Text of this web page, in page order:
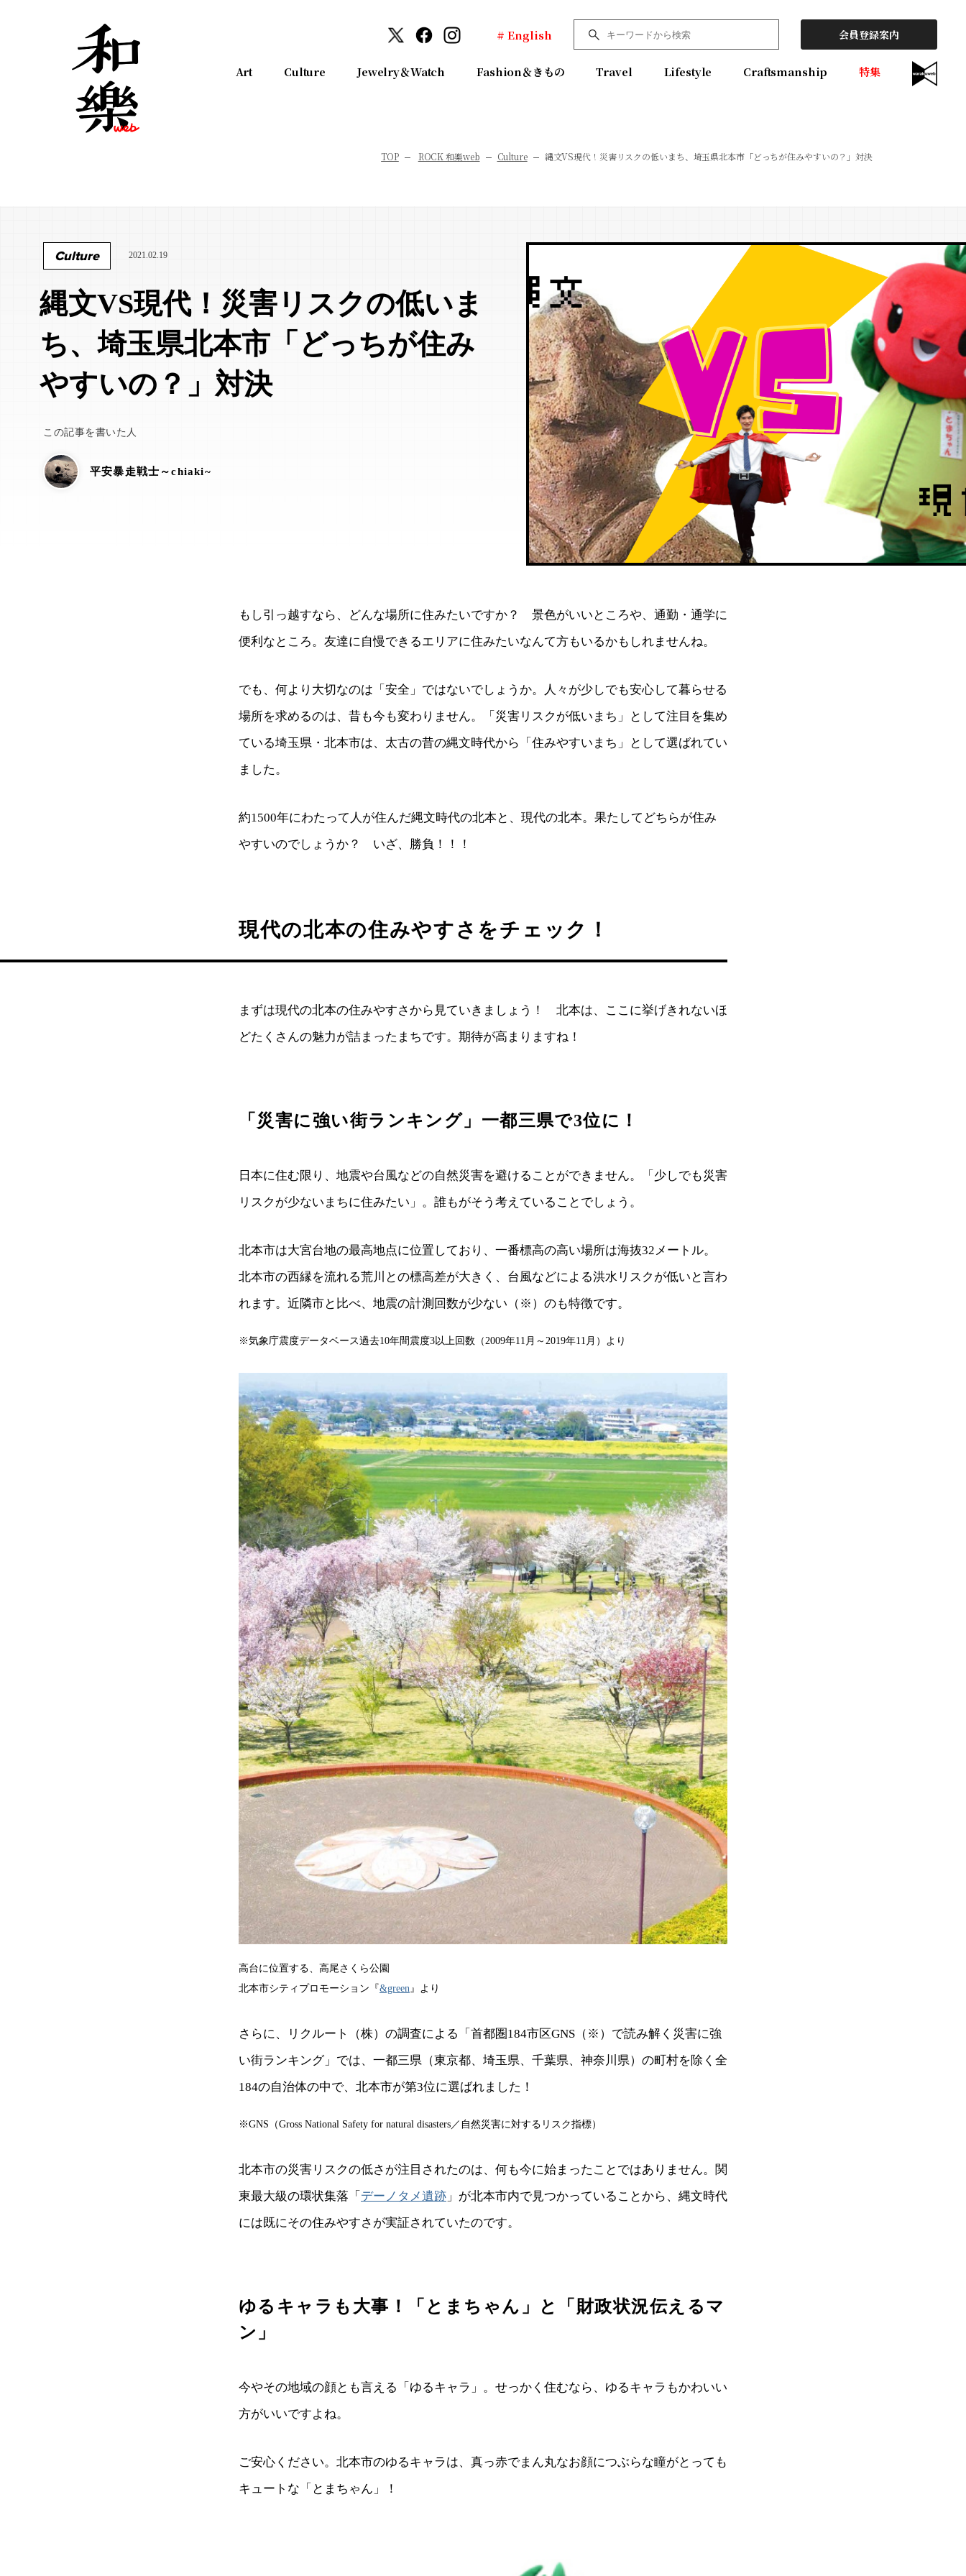
# English 会員登録案内
Art Culture Jewelry＆Watch Fashion＆きもの Travel Lifestyle Craftsmanship 特集
TOP ROCK 和樂web Culture 縄文VS現代！災害リスクの低いまち、埼玉県北本市「どっちが住みやすいの？」対決
Culture 2021.02.19
縄文VS現代！災害リスクの低いま
ち、埼玉県北本市「どっちが住み
やすいの？」対決
この記事を書いた人
平安暴走戦士～chiaki~
もし引っ越すなら、どんな場所に住みたいですか？ 景色がいいところや、通勤・通学に
便利なところ。友達に自慢できるエリアに住みたいなんて方もいるかもしれませんね。
でも、何より大切なのは「安全」ではないでしょうか。人々が少しでも安心して暮らせる
場所を求めるのは、昔も今も変わりません。「災害リスクが低いまち」として注目を集め
ている埼玉県・北本市は、太古の昔の縄文時代から「住みやすいまち」として選ばれてい
ました。
約1500年にわたって人が住んだ縄文時代の北本と、現代の北本。果たしてどちらが住み
やすいのでしょうか？ いざ、勝負！！！
現代の北本の住みやすさをチェック！
まずは現代の北本の住みやすさから見ていきましょう！ 北本は、ここに挙げきれないほ
どたくさんの魅力が詰まったまちです。期待が高まりますね！
「災害に強い街ランキング」一都三県で3位に！
日本に住む限り、地震や台風などの自然災害を避けることができません。「少しでも災害
リスクが少ないまちに住みたい」。誰もがそう考えていることでしょう。
北本市は大宮台地の最高地点に位置しており、一番標高の高い場所は海抜32メートル。
北本市の西縁を流れる荒川との標高差が大きく、台風などによる洪水リスクが低いと言わ
れます。近隣市と比べ、地震の計測回数が少ない（※）のも特徴です。
※気象庁震度データベース過去10年間震度3以上回数（2009年11月～2019年11月）より
高台に位置する、高尾さくら公園
北本市シティプロモーション『&green』より
さらに、リクルート（株）の調査による「首都圏184市区GNS（※）で読み解く災害に強
い街ランキング」では、一都三県（東京都、埼玉県、千葉県、神奈川県）の町村を除く全
184の自治体の中で、北本市が第3位に選ばれました！
※GNS（Gross National Safety for natural disasters／自然災害に対するリスク指標）
北本市の災害リスクの低さが注目されたのは、何も今に始まったことではありません。関
東最大級の環状集落「 デーノタメ遺跡 」が北本市内で見つかっていることから、縄文時代
には既にその住みやすさが実証されていたのです。
ゆるキャラも大事！「とまちゃん」と「財政状況伝えるマ
ン」
今やその地域の顔とも言える「ゆるキャラ」。せっかく住むなら、ゆるキャラもかわいい
方がいいですよね。
ご安心ください。北本市のゆるキャラは、真っ赤でまん丸なお顔につぶらな瞳がとっても
キュートな「とまちゃん」！